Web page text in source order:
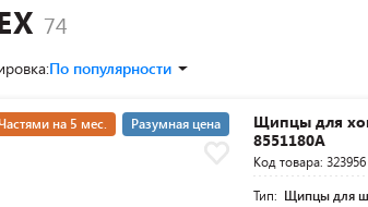
По популярности
Частями на 5 мес. Разумная цена
Щипцы для
8551180A
Код товара: 323956
Тип: Щипцы для